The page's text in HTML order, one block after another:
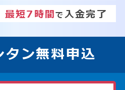
最短7時間で入金完了
タン無料申込